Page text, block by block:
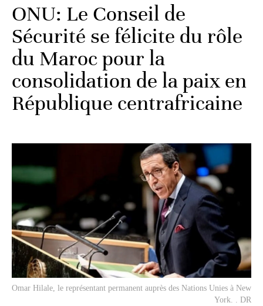
ONU: Le Conseil de
Sécurité se félicite du rôle
du Maroc pour la
consolidation de la paix en
République centrafricaine
Omar Hilale, le représentant permanent auprès des Nations Unies à New
York. . DR